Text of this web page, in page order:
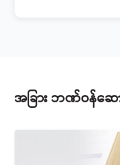
အခြား ဘဏ်ဝန်ဆော